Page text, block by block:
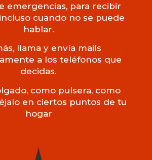
emergencias, para recibir
cuando no se puede
hablar.
llama y envía mails
a los teléfonos que
decidas.
como pulsera, como
en ciertos puntos de tu
hogar